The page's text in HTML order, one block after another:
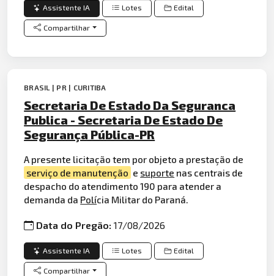
Assistente IA Lotes Edital
Compartilhar
BRASIL | PR | CURITIBA
Secretaria De Estado Da Seguranca
Publica - Secretaria De Estado De
Segurança Pública-PR
A presente licitação tem por objeto a prestação de
serviço de manutenção e suporte nas centrais de
despacho do atendimento 190 para atender a
demanda da Polícia Militar do Paraná.
Data do Pregão:17/08/2026
Assistente IA Lotes Edital
Compartilhar